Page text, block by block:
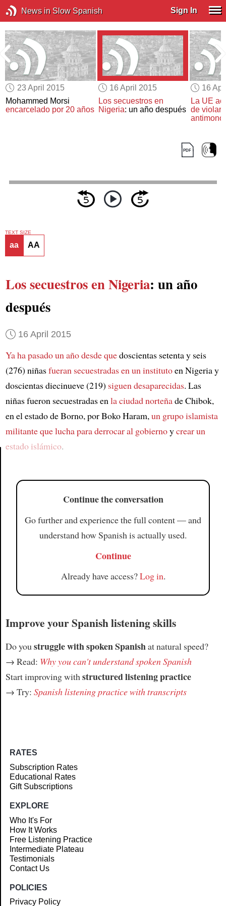
News in Slow Spanish Sign In
23 April 2015
Mohammed Morsi
encarcelado por 20 años
16 April 2015
Los secuestros en
Nigeria: un año después
16
La UE
de violar
TEXT SIZE
aa AA
Los secuestros en Nigeria: un año
después
16 April 2015
Ya ha pasado un año desde quedoscientas setenta y seis
(276) niñasfueran secuestradas en un institutoen Nigeria y
doscientas diecinueve (219) siguen desaparecidas. Las
niñas fueron secuestradas enla ciudad norteñade Chibok,
en el estado de Borno, por Boko Haram,un grupo islamista
militanteque lucha para derrocar al gobiernoycrear un
estado islámico.
Continue the conversation
Go further and experience the full content — and
understand how Spanish is actually used.
Continue
Already have access?Log in.
Improve your Spanish listening skills
Do you struggle with spoken Spanishat natural speed?
→ Read: Why you can't understand spoken Spanish
Start improving with structured listening practice
→ Try: Spanish listening practice with transcripts
RATES
Subscription Rates
Educational Rates
Gift Subscriptions
EXPLORE
Who It's For
How It Works
Free Listening Practice
Intermediate Plateau
Testimonials
Contact Us
POLICIES
Privacy Policy